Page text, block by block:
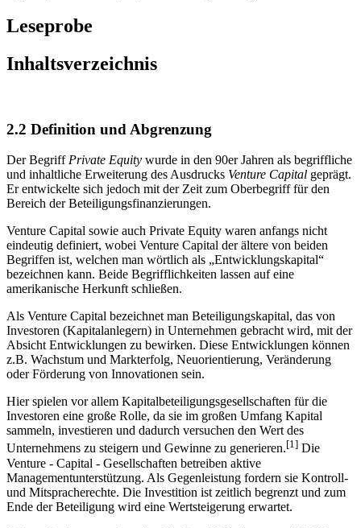
Leseprobe
Inhaltsverzeichnis
2.2 Definition und Abgrenzung
Der BegriffPrivate Equity wurde in den 90er Jahren als begriffliche
und inhaltliche Erweiterung des Ausdrucks Venture Capital geprägt.
Er entwickelte sich jedoch mit der Zeit zum Oberbegriff für den
Bereich der Beteiligungsfinanzierungen.
Venture Capital sowie auch Private Equity waren anfangs nicht
eindeutig definiert, wobei Venture Capital der ältere von beiden
Begriffen ist, welchen man wörtlich als „Entwicklungskapital“
bezeichnen kann. Beide Begrifflichkeiten lassen auf eine
amerikanische Herkunft schließen.
Als Venture Capital bezeichnet man Beteiligungskapital, das von
Investoren (Kapitalanlegern) in Unternehmen gebracht wird, mit der
Absicht Entwicklungen zu bewirken. Diese Entwicklungen können
z.B. Wachstum und Markterfolg, Neuorientierung, Veränderung
oder Förderung von Innovationen sein.
Hier spielen vor allem Kapitalbeteiligungsgesellschaften für die
Investoren eine große Rolle, da sie im großen Umfang Kapital
sammeln, investieren und dadurch versuchen den Wert des
Unternehmens zu steigern und Gewinne zu generieren.[1] Die
Venture - Capital - Gesellschaften betreiben aktive
Managementunterstützung. Als Gegenleistung fordern sie Kontroll-
und Mitspracherechte. Die Investition ist zeitlich begrenzt und zum
Ende der Beteiligung wird eine Wertsteigerung erwartet.